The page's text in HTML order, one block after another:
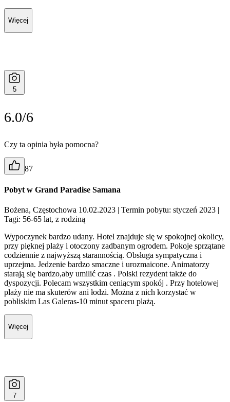
Więcej
5
6.0/6
Czy ta opinia była pomocna?
87
Pobyt w Grand Paradise Samana
Bożena, Częstochowa 10.02.2023 | Termin pobytu: styczeń 2023 |
Tagi: 56-65 lat, z rodziną
Wypoczynek bardzo udany. Hotel znajduje się w spokojnej okolicy,
przy pięknej plaży i otoczony zadbanym ogrodem. Pokoje sprzątane
codziennie z najwyższą starannością. Obsługa sympatyczna i
uprzejma. Jedzenie bardzo smaczne i urozmaicone. Animatorzy
starają się bardzo,aby umilić czas . Polski rezydent także do
dyspozycji. Polecam wszystkim ceniącym spokój . Przy hotelowej
plaży nie ma skuterów ani łodzi. Można z nich korzystać w
pobliskim Las Galeras-10 minut spaceru plażą.
Więcej
7